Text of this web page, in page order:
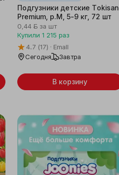
Подгузники детские Tokisan
Premium, р.М, 5-9 кг, 72 шт
0,44 ƃза шт
Купили 1 215 раз
4.7 (17)
Emall
Сегодня
Завтра
В корзину